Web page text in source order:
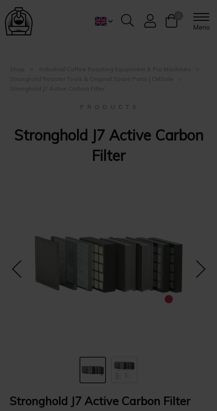
Menu
Shop
Industrial Coffee Roasting Equipment & Pro Machines
Stronghold Roaster Tools & Original Spare Parts | CMSale
Stronghold J7 Active Carbon Filter
P R O D U C T S
Stronghold J7 Active Carbon
Filter
Stronghold J7 Active Carbon Filter